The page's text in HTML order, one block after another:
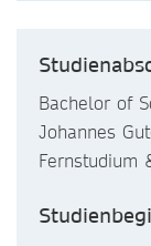
Bachelor of
Johannes
Fernstudium